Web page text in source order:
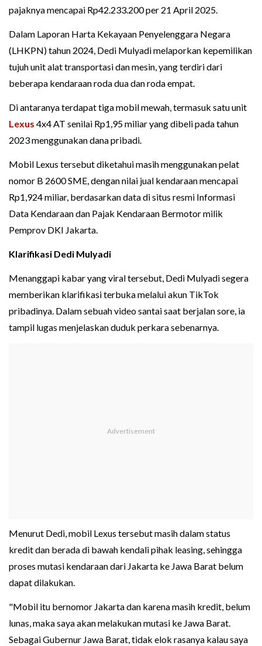
pajaknya mencapai Rp42.233.200 per 21 April 2025.
Dalam Laporan Harta Kekayaan Penyelenggara Negara
(LHKPN) tahun 2024, Dedi Mulyadi melaporkan kepemilikan
tujuh unit alat transportasi dan mesin, yang terdiri dari
beberapa kendaraan roda dua dan roda empat.
Di antaranya terdapat tiga mobil mewah, termasuk satu unit
Lexus 4x4 AT senilai Rp1,95 miliar yang dibeli pada tahun
2023 menggunakan dana pribadi.
Mobil Lexus tersebut diketahui masih menggunakan pelat
nomor B 2600 SME, dengan nilai jual kendaraan mencapai
Rp1,924 miliar, berdasarkan data di situs resmi Informasi
Data Kendaraan dan Pajak Kendaraan Bermotor milik
Pemprov DKI Jakarta.
Klarifikasi Dedi Mulyadi
Menanggapi kabar yang viral tersebut, Dedi Mulyadi segera
memberikan klarifikasi terbuka melalui akun TikTok
pribadinya. Dalam sebuah video santai saat berjalan sore, ia
tampil lugas menjelaskan duduk perkara sebenarnya.
Menurut Dedi, mobil Lexus tersebut masih dalam status
kredit dan berada di bawah kendali pihak leasing, sehingga
proses mutasi kendaraan dari Jakarta ke Jawa Barat belum
dapat dilakukan.
"Mobil itu bernomor Jakarta dan karena masih kredit, belum
lunas, maka saya akan melakukan mutasi ke Jawa Barat.
Sebagai Gubernur Jawa Barat, tidak elok rasanya kalau saya